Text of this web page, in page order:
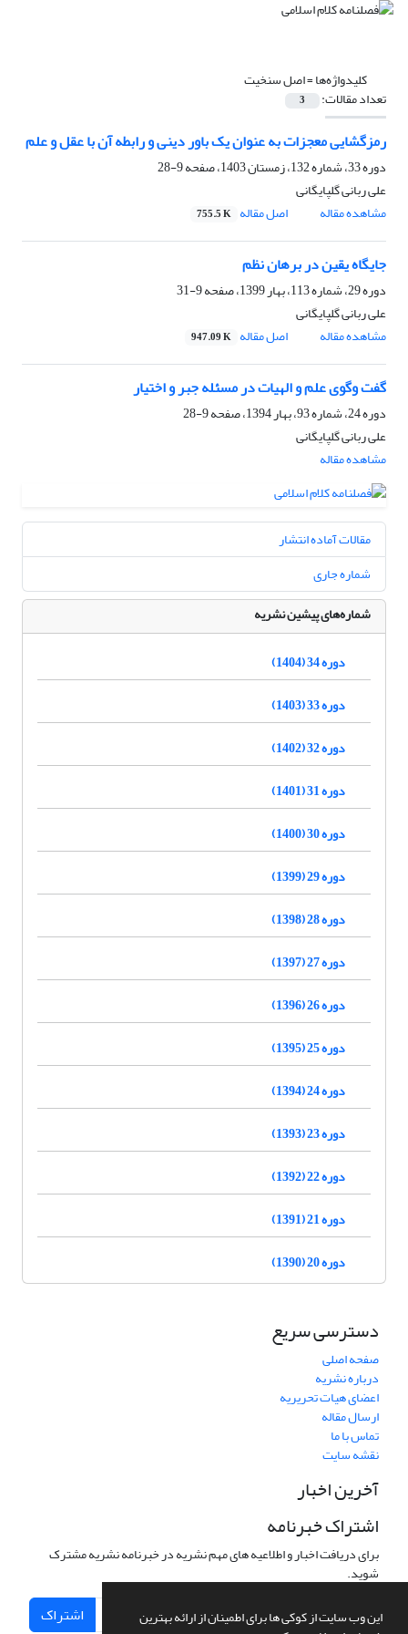
این وب سایت از کوکی ها برای اطمینان از ارائه بهترین
کلیدواژه‌ها =اصل سنخیت
تعداد مقالات: 3
رمزگشایی معجزات به عنوان یک باور دینی و رابطه آن با عقل و علم
دوره 33، شماره 132، زمستان 1403، صفحه
9-28
علی ربانی گلپایگانی
مشاهده مقاله
اصل مقاله 755.5 K
جایگاه یقین در برهان نظم
دوره 29، شماره 113، بهار 1399، صفحه
9-31
علی ربانی گلپایگانی
مشاهده مقاله
اصل مقاله 947.09 K
گفت وگوی علم و الهیات در مسئله جبر و اختیار
دوره 24، شماره 93، بهار 1394، صفحه
9-28
علی ربانی گلپایگانی
مشاهده مقاله
مقالات آماده انتشار
شماره جاری
شماره‌های پیشین نشریه
دوره 34 (1404)
دوره 33 (1403)
دوره 32 (1402)
دوره 31 (1401)
دوره 30 (1400)
دوره 29 (1399)
دوره 28 (1398)
دوره 27 (1397)
دوره 26 (1396)
دوره 25 (1395)
دوره 24 (1394)
دوره 23 (1393)
دوره 22 (1392)
دوره 21 (1391)
دوره 20 (1390)
دسترسی سریع
صفحه اصلی
درباره نشریه
اعضای هیات تحریریه
ارسال مقاله
تماس با ما
نقشه سایت
آخرین اخبار
اشتراک خبرنامه
برای دریافت اخبار و اطلاعیه های مهم نشریه در خبرنامه نشریه مشترک
شوید.
اشتراک